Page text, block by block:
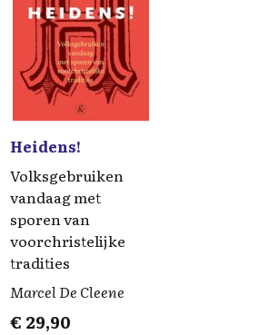
Heidens!
Volksgebruiken
vandaag met
sporen van
voorchristelijke
tradities
Marcel De Cleene
€ 29,90